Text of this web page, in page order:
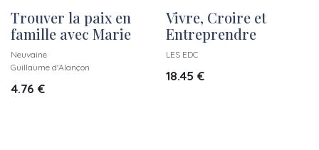
Trouver la paix en
famille avec Marie
Neuvaine
Guillaume d'Alançon
4.76 €
Vivre, Croire et
Entreprendre
LES EDC
18.45 €